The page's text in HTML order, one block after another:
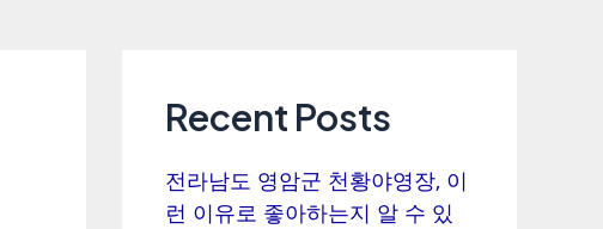
Recent Posts
전라남도 영암군 천황야영장, 이
런 이유로 좋아하는지 알 수 있